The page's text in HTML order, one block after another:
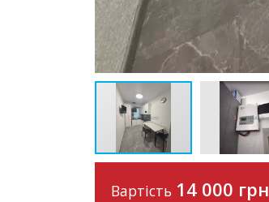
Вартість 14 000 грн